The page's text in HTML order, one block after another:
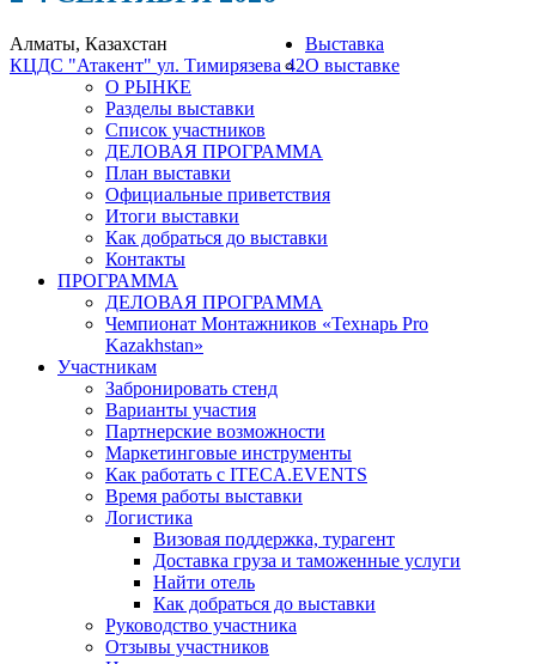
Алматы, Казахстан
КЦДС "Атакент" ул. Тимирязева 42
Выставка
О выставке
О РЫНКЕ
Разделы выставки
Список участников
ДЕЛОВАЯ ПРОГРАММА
План выставки
Официальные приветствия
Итоги выставки
Как добраться до выставки
Контакты
ПРОГРАММА
ДЕЛОВАЯ ПРОГРАММА
Чемпионат Монтажников «Технарь Pro
Kazakhstan»
Участникам
Забронировать стенд
Варианты участия
Партнерские возможности
Маркетинговые инструменты
Как работать с ITECA.EVENTS
Время работы выставки
Логистика
Визовая поддержка, турагент
Доставка груза и таможенные услуги
Найти отель
Как добраться до выставки
Руководство участника
Отзывы участников